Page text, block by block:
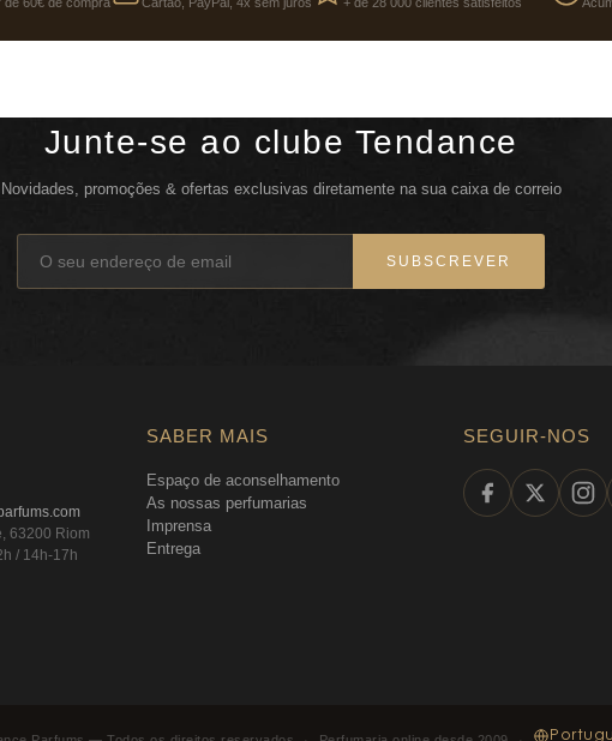
Junte-se ao clube Tendance
Novidades, promoções & ofertas exclusivas diretamente na sua caixa de correio
SUBSCREVER
63200 Riom
/ 14h-17h
SABER MAIS
Espaço de aconselhamento
As nossas perfumarias
Imprensa
Entrega
SEGUIR-NOS